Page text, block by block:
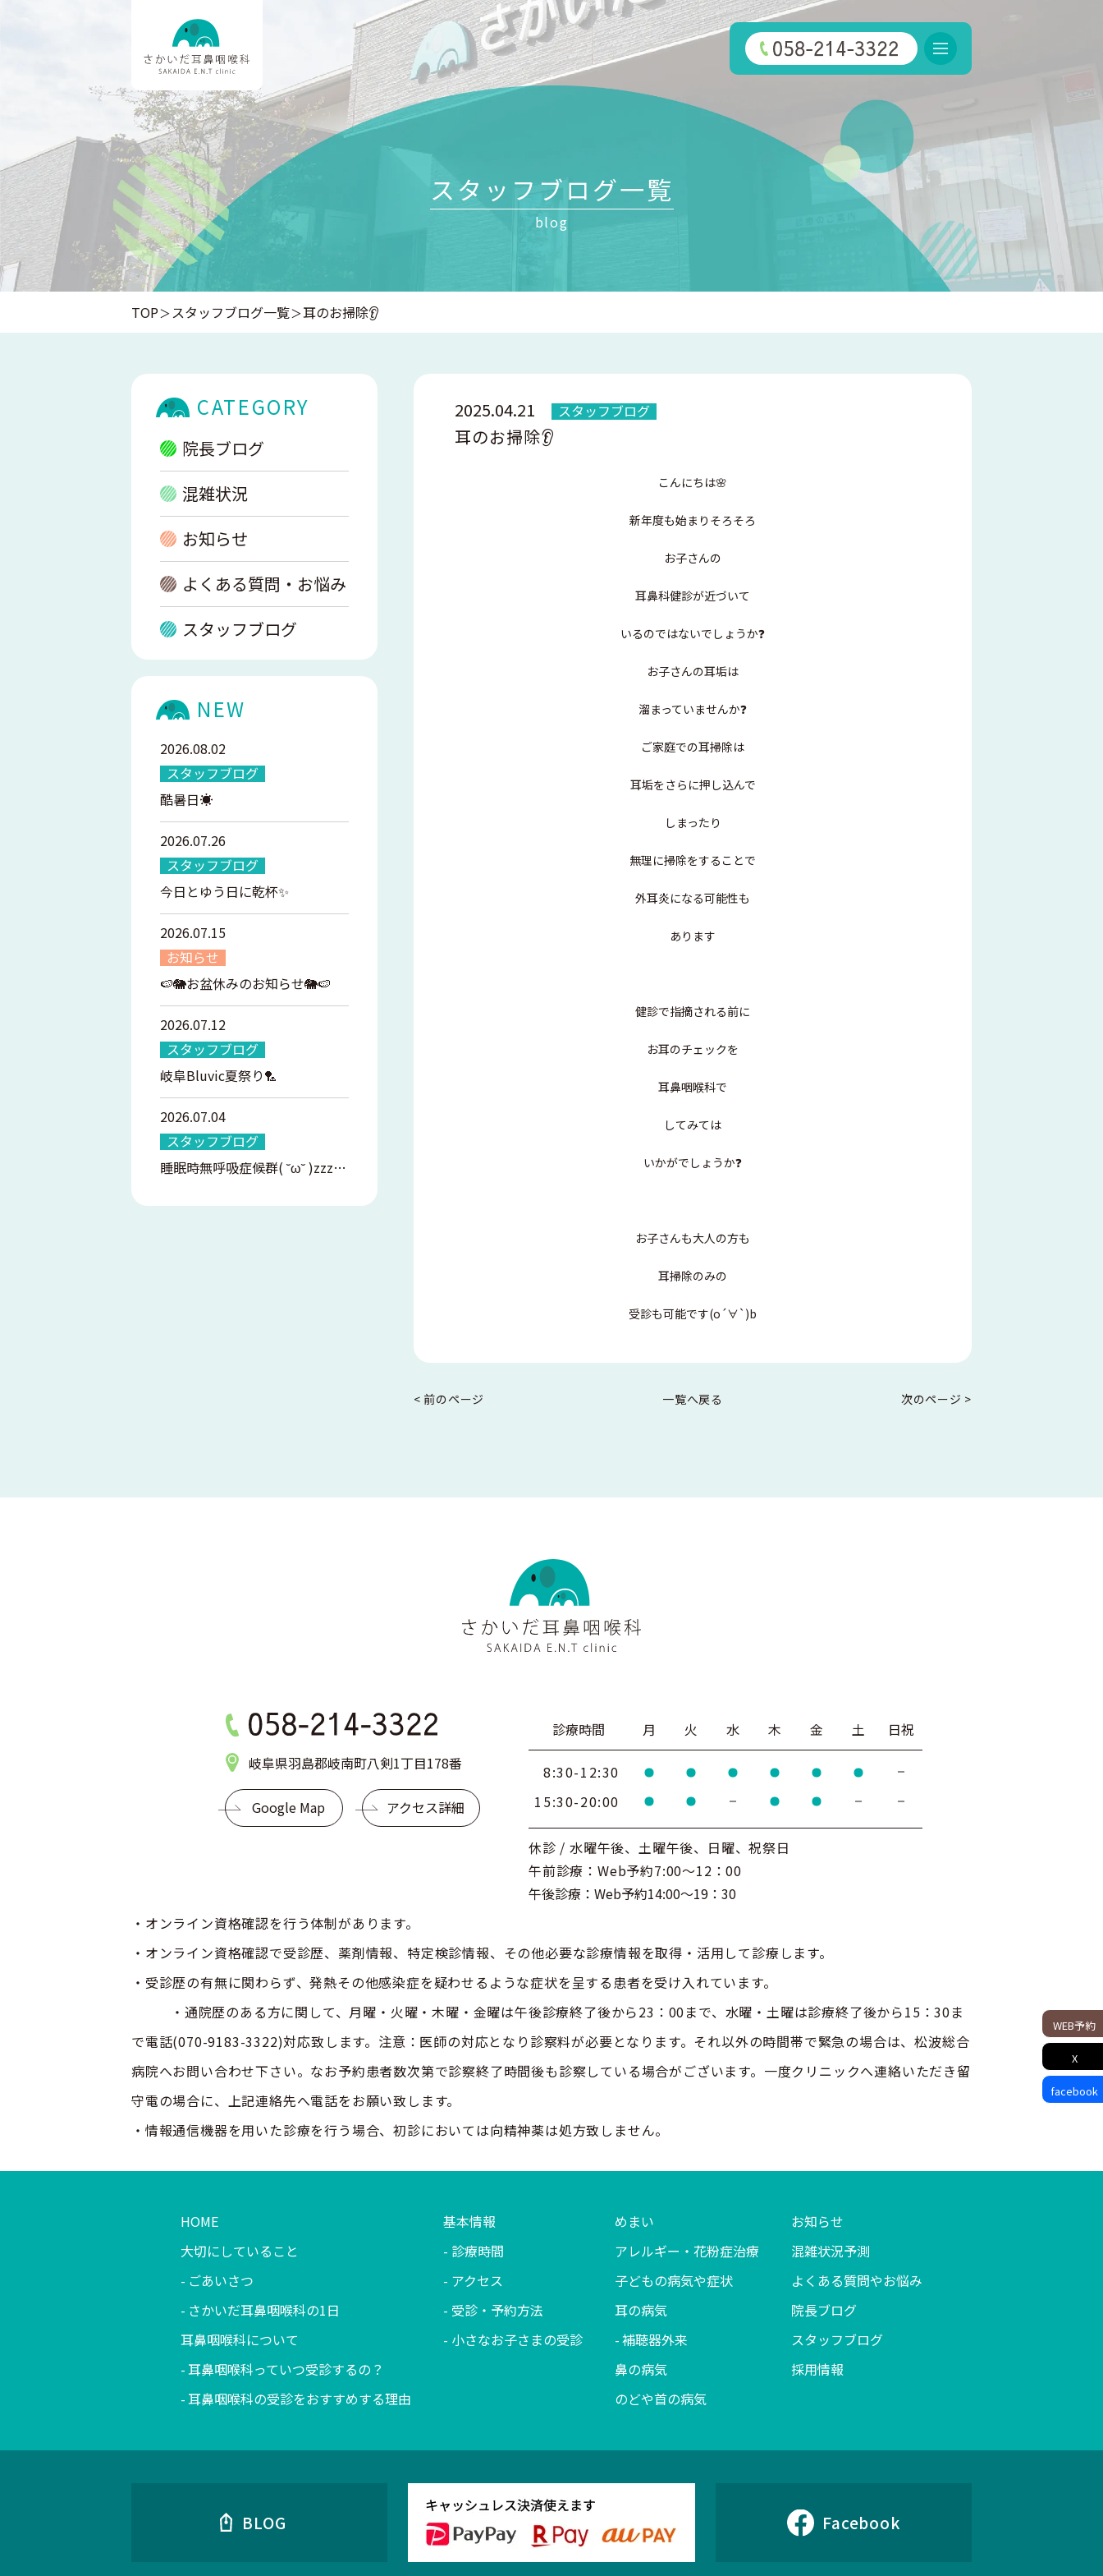
スタッフブログ一覧
blog
TOP スタッフブログ一覧 耳のお掃除👂
2025.04.21 スタッフブログ
耳のお掃除👂
こんにちは🌸
新年度も始まりそろそろ
お子さんの
耳鼻科健診が近づいて
いるのではないでしょうか❓
お子さんの耳垢は
溜まっていませんか❓
ご家庭での耳掃除は
耳垢をさらに押し込んで
しまったり
無理に掃除をすることで
外耳炎になる可能性も
あります
健診で指摘される前に
お耳のチェックを
耳鼻咽喉科で
してみては
いかがでしょうか❓
お子さんも大人の方も
耳掃除のみの
受診も可能です(o´∀`)b
< 前のページ 一覧へ戻る 次のページ >
CATEGORY
院長ブログ
混雑状況
お知らせ
よくある質問・お悩み
スタッフブログ
NEW
2026.08.02
スタッフブログ
酷暑日☀️
2026.07.26
スタッフブログ
今日とゆう日に乾杯✨
2026.07.15
お知らせ
🍉🐘お盆休みのお知らせ🐘🍉
2026.07.12
スタッフブログ
岐阜Bluvic夏祭り🏸
2026.07.04
スタッフブログ
睡眠時無呼吸症候群( ˘ω˘ )zzz…
WEB予約
X
facebook
岐阜県羽島郡岐南町八剣1丁目178番
Google Map アクセス詳細
診療時間 月 火 水 木 金 土 日祝
8:30-12:30
15:30-20:00
休診 / 水曜午後、土曜午後、日曜、祝祭日
午前診療：Web予約7:00～12：00
午後診療：Web予約14:00～19：30
・オンライン資格確認を行う体制があります。
・オンライン資格確認で受診歴、薬剤情報、特定検診情報、その他必要な診療情報を取得・活用して診療します。
・受診歴の有無に関わらず、発熱その他感染症を疑わせるような症状を呈する患者を受け入れています。
・通院歴のある方に関して、月曜・火曜・木曜・金曜は午後診療終了後から23：00まで、水曜・土曜は診療終了後から15：30ま
で電話(070-9183-3322)対応致します。注意：医師の対応となり診察料が必要となります。それ以外の時間帯で緊急の場合は、松波総合
病院へお問い合わせ下さい。なお予約患者数次第で診察終了時間後も診察している場合がございます。一度クリニックへ連絡いただき留
守電の場合に、上記連絡先へ電話をお願い致します。
・情報通信機器を用いた診療を行う場合、初診においては向精神薬は処方致しません。
HOME
大切にしていること
ごあいさつ
さかいだ耳鼻咽喉科の1日
耳鼻咽喉科について
耳鼻咽喉科っていつ受診するの？
耳鼻咽喉科の受診をおすすめする理由
基本情報
診療時間
アクセス
受診・予約方法
小さなお子さまの受診
めまい
アレルギー・花粉症治療
子どもの病気や症状
耳の病気
補聴器外来
鼻の病気
のどや首の病気
お知らせ
混雑状況予測
よくある質問やお悩み
院長ブログ
スタッフブログ
採用情報
BLOG Facebook